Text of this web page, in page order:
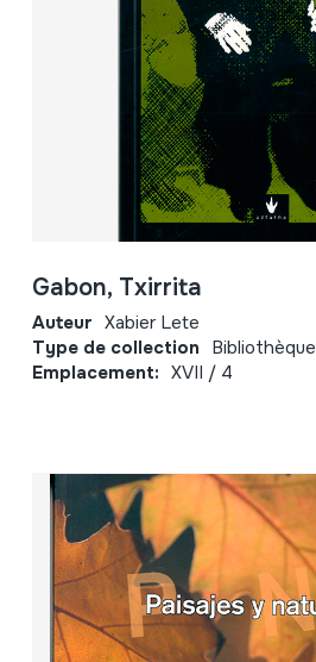
Gabon, Txirrita
Auteur Xabier Lete
Type de collection Bibliothèque
Emplacement: XVII / 4